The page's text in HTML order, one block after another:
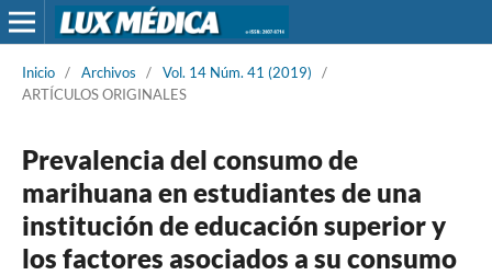
Inicio / Archivos / Vol. 14 Núm. 41 (2019)
/
ARTÍCULOS ORIGINALES
Prevalencia del consumo de
marihuana en estudiantes de una
institución de educación superior y
los factores asociados a su consumo